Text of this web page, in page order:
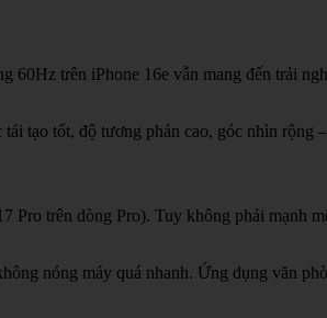
trên iPhone 16e vẫn mang đến trải
tạo tốt, độ tương phản cao, góc nhìn rộng
trên dòng Pro). Tuy không phải mạnh
nóng máy quá nhanh. Ứng dụng văn